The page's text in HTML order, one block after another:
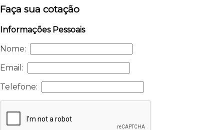
Faça sua cotação
Informações Pessoais
Nome:
Email:
Telefone: